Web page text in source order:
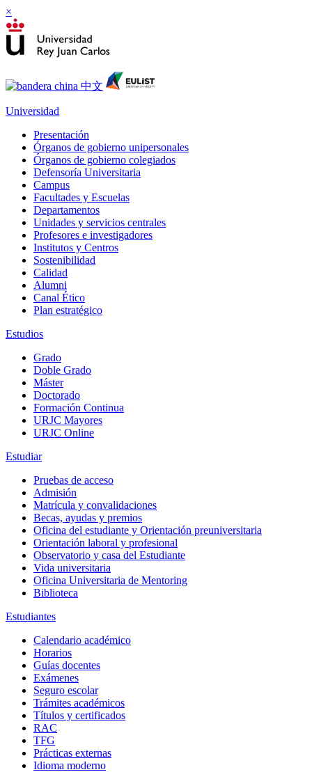
×
Universidad
Presentación
Órganos de gobierno unipersonales
Órganos de gobierno colegiados
Defensoría Universitaria
Campus
Facultades y Escuelas
Departamentos
Unidades y servicios centrales
Profesores e investigadores
Institutos y Centros
Sostenibilidad
Calidad
Alumni
Canal Ético
Plan estratégico
Estudios
Grado
Doble Grado
Máster
Doctorado
Formación Continua
URJC Mayores
URJC Online
Estudiar
Pruebas de acceso
Admisión
Matrícula y convalidaciones
Becas, ayudas y premios
Oficina del estudiante y Orientación preuniversitaria
Orientación laboral y profesional
Observatorio y casa del Estudiante
Vida universitaria
Oficina Universitaria de Mentoring
Biblioteca
Estudiantes
Calendario académico
Horarios
Guías docentes
Exámenes
Seguro escolar
Trámites académicos
Títulos y certificados
RAC
TFG
Prácticas externas
Idioma moderno